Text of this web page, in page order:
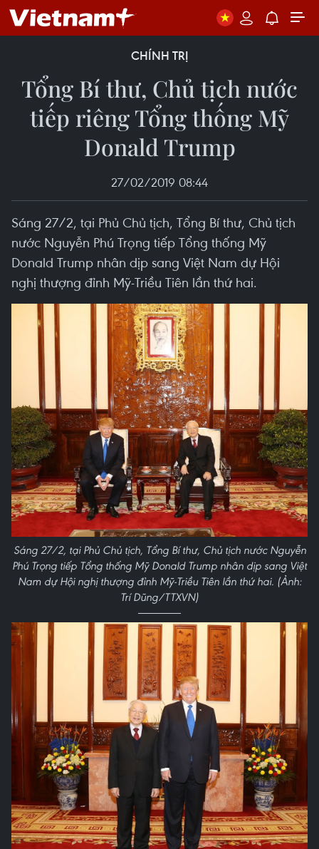
CHÍNH TRỊ
Tổng Bí thư, Chủ tịch nước
tiếp riêng Tổng thống Mỹ
Donald Trump
27/02/2019 08:44
Sáng 27/2, tại Phủ Chủ tịch, Tổng Bí thư, Chủ tịch
nước Nguyễn Phú Trọng tiếp Tổng thống Mỹ
Donald Trump nhân dịp sang Việt Nam dự Hội
nghị thượng đỉnh Mỹ-Triều Tiên lần thứ hai.
Sáng 27/2, tại Phủ Chủ tịch, Tổng Bí thư, Chủ tịch nước Nguyễn
Phú Trọng tiếp Tổng thống Mỹ Donald Trump nhân dịp sang Việt
Nam dự Hội nghị thượng đỉnh Mỹ-Triều Tiên lần thứ hai. (Ảnh:
Trí Dũng/TTXVN)